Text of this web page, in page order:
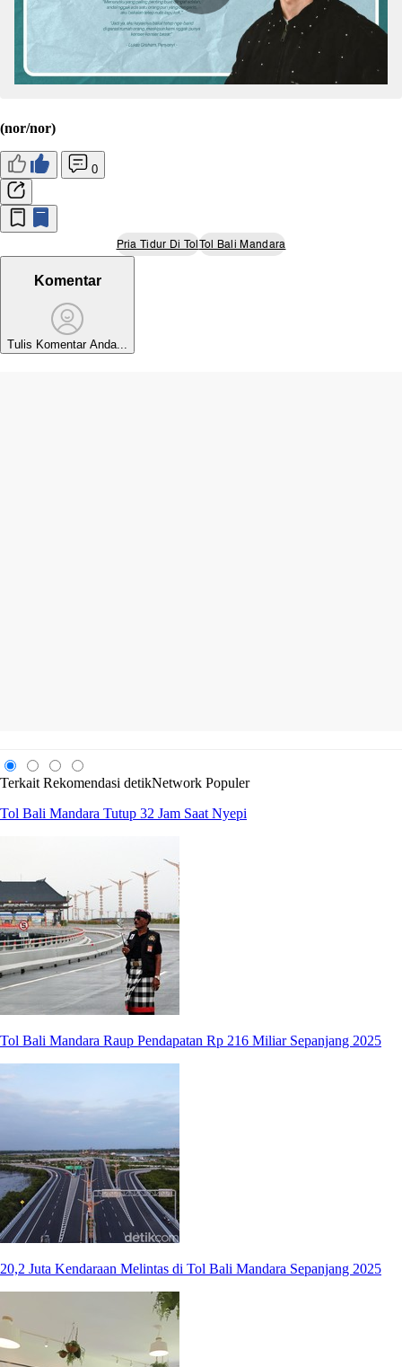
(nor/nor)
0
Pria Tidur Di TolTol Bali Mandara
Komentar
Tulis Komentar Anda...
Terkait Rekomendasi detikNetwork Populer
Tol Bali Mandara Tutup 32 Jam Saat Nyepi
Tol Bali Mandara Raup Pendapatan Rp 216 Miliar Sepanjang 2025
20,2 Juta Kendaraan Melintas di Tol Bali Mandara Sepanjang 2025